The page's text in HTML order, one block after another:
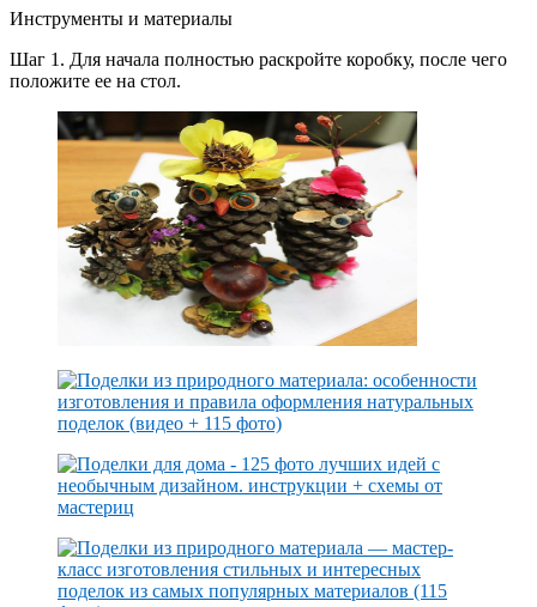
Инструменты и материалы
Шаг 1. Для начала полностью раскройте коробку, после чего
положите ее на стол.